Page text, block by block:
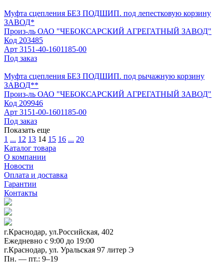
Муфта сцепления БЕЗ ПОДШИП. под лепестковую корзину
ЗАВОД*
Произ-ль ОАО "ЧЕБОКСАРСКИЙ АГРЕГАТНЫЙ ЗАВОД"
Код 203485
Арт 3151-40-1601185-00
Под заказ
Муфта сцепления БЕЗ ПОДШИП. под рычажную корзину
ЗАВОД**
Произ-ль ОАО "ЧЕБОКСАРСКИЙ АГРЕГАТНЫЙ ЗАВОД"
Код 209946
Арт 3151-00-1601185-00
Под заказ
Показать еще
1 ... 12 13 14 15 16 ... 20
Каталог товара
О компании
Новости
Оплата и доставка
Гарантии
Контакты
г.Краснодар, ул.Российская, 402
Ежедневно c 9:00 до 19:00
г.Краснодар, ул. Уральская 97 литер Э
Пн. — пт.: 9–19